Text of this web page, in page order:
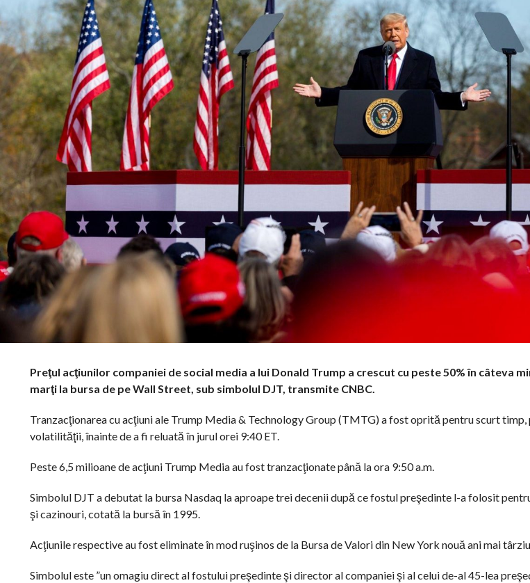
Preţul acţiunilor companiei de social media a lui Donald Trump a crescut cu peste 50% în câteva
marţi la bursa de pe Wall Street, sub simbolul DJT, transmite CNBC.
Tranzacţionarea cu acţiuni ale Trump Media & Technology Group (TMTG) a fost oprită pentru scurt
volatilităţii, înainte de a fi reluată în jurul orei 9:40 ET.
Peste 6,5 milioane de acţiuni Trump Media au fost tranzacţionate până la ora 9:50 a.m.
Simbolul DJT a debutat la bursa Nasdaq la aproape trei decenii după ce fostul preşedinte l-a folosit
şi cazinouri, cotată la bursă în 1995.
Acţiunile respective au fost eliminate în mod ruşinos de la Bursa de Valori din New York nouă ani mai
Simbolul este ”un omagiu direct al fostului preşedinte şi director al companiei şi al celui de-al 45-lea